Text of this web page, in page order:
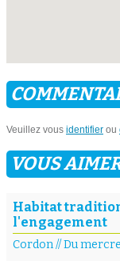
Veuillez vous identifier ou
VOUS
Habitat
l'engagement
Cordon//Du